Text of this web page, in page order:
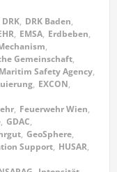
DRK, DRK Baden,
, EMSA, Erdbeben,
,
Gemeinschaft,
Safety Agency,
, EXCON,
, Feuerwehr Wien,
, GDAC,
, GeoSphere,
Support, HUSAR,